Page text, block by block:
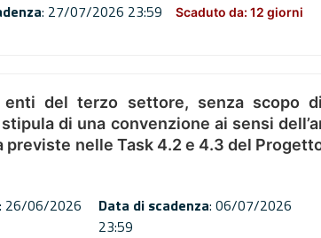
: 27/07/2026 23:59 Scaduto da: 12 giorni
del terzo settore, senza scopo
di una convenzione ai sensi
nelle Task 4.2 e 4.3 del Progetto
26/06/2026
Data di scadenza: 06/07/2026
23:59